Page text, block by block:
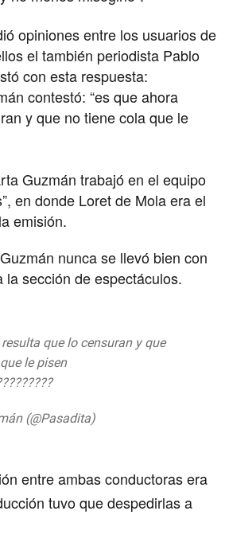
opiniones entre los usuarios de
el también periodista Pablo
con esta respuesta:
contestó: “es que ahora
y que no tiene cola que le
Guzmán trabajó en el equipo
en donde Loret de Mola era el
emisión.
nunca se llevó bien con
la sección de espectáculos.
que lo censuran y que
le pisen
(@Pasadita)
entre ambas conductoras era
tuvo que despedirlas a